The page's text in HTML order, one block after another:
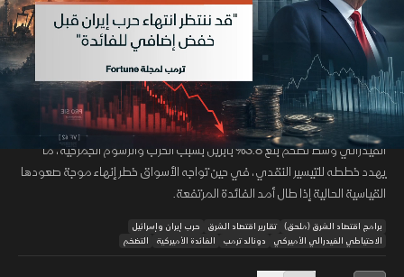
00:12 02:00
ترمب وتخفيض الفائدة.. حرب إيران تخفف الضغوط
على الفيدرالي
21 مايو 2026 01:59
تقارير اقتصاد الشرق
تراجع ترمب عن ضغوطه لخفض الفائدة، رابطا الخطوة بوقف حرب إيران التي
عقدت قراءة المؤشرات الاقتصادية. يأتي ذلك مع استعداد كيفن وارش لرئاسة
الفيدرالي وسط تضخم بلغ 3.8% بأبريل بسبب الحرب والرسوم الجمركية، ما
يهدد خططه للتيسير النقدي، في حين تواجه الأسواق خطر إنهاء موجة صعودها
القياسية الحالية إذا طال أمد الفائدة المرتفعة.
برامج اقتصاد الشرق (ملحق) تقارير اقتصاد الشرق
حرب إيران وإسرائيل
الاحتياطي الفيدرالي الأميركي
دونالد ترمب الفائدة الأميركية التضخم